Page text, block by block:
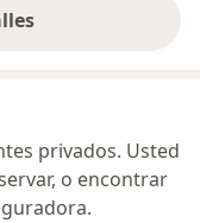
dirección
privados. Usted
o encontrar